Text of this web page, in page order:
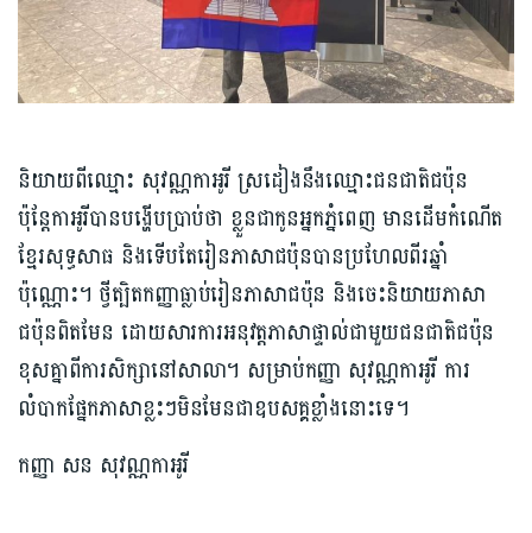
និយាយពីឈ្មោះ សុវណ្ណកាអូរី ស្រដៀងនឹងឈ្មោះជនជាតិជប៉ុន
ប៉ុន្តែកាអូរីបានបង្ហើបប្រាប់ថា ខ្លួនជាកូនអ្នកភ្នំពេញ មានដើមកំណើត
ខ្មែរសុទ្ធសាធ និងទើបតែរៀនភាសាជប៉ុនបានប្រហែលពីរឆ្នាំ
ប៉ុណ្ណោះ។ ថ្វីត្បិតកញ្ញាធ្លាប់រៀនភាសាជប៉ុន និងចេះនិយាយភាសា
ជប៉ុនពិតមែន ដោយសារការអនុវត្តភាសាផ្ទាល់ជាមួយជនជាតិជប៉ុន
ខុសគ្នាពីការសិក្សានៅសាលា។ សម្រាប់កញ្ញា សុវណ្ណកាអូរី ការ
លំបាកផ្នែកភាសាខ្លះៗមិនមែនជា​ឧបសគ្គខ្លាំងនោះទេ។
កញ្ញា សន សុវណ្ណកាអូរី